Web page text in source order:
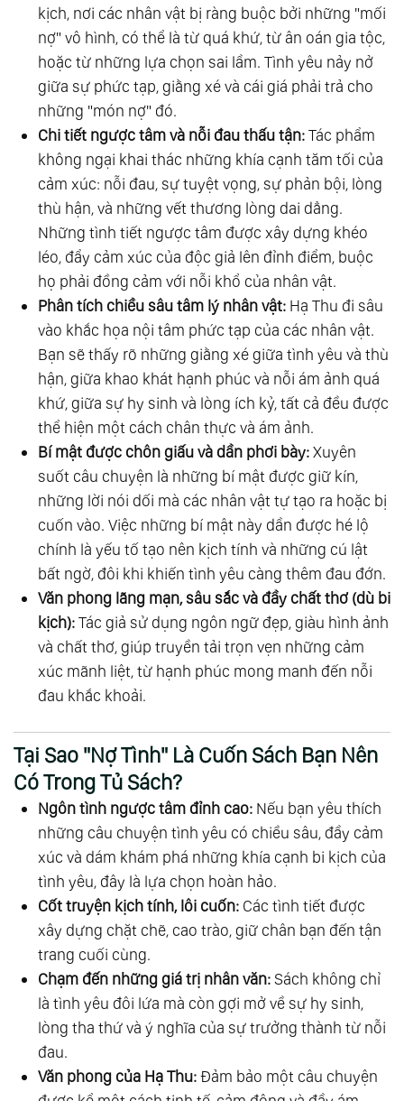
kịch, nơi các nhân vật bị ràng buộc bởi những "mối
nợ" vô hình, có thể là từ quá khứ, từ ân oán gia tộc,
hoặc từ những lựa chọn sai lầm. Tình yêu nảy nở
giữa sự phức tạp, giằng xé và cái giá phải trả cho
những "món nợ" đó.
Chi tiết ngược tâm và nỗi đau thấu tận:Tác phẩm
không ngại khai thác những khía cạnh tăm tối của
cảm xúc: nỗi đau, sự tuyệt vọng, sự phản bội, lòng
thù hận, và những vết thương lòng dai dẳng.
Những tình tiết ngược tâm được xây dựng khéo
léo, đẩy cảm xúc của độc giả lên đỉnh điểm, buộc
họ phải đồng cảm với nỗi khổ của nhân vật.
Phân tích chiều sâu tâm lý nhân vật: Hạ Thu đi sâu
vào khắc họa nội tâm phức tạp của các nhân vật.
Bạn sẽ thấy rõ những giằng xé giữa tình yêu và thù
hận, giữa khao khát hạnh phúc và nỗi ám ảnh quá
khứ, giữa sự hy sinh và lòng ích kỷ, tất cả đều được
thể hiện một cách chân thực và ám ảnh.
Bí mật được chôn giấu và dần phơi bày:Xuyên
suốt câu chuyện là những bí mật được giữ kín,
những lời nói dối mà các nhân vật tự tạo ra hoặc bị
cuốn vào. Việc những bí mật này dần được hé lộ
chính là yếu tố tạo nên kịch tính và những cú lật
bất ngờ, đôi khi khiến tình yêu càng thêm đau đớn.
Văn phong lãng mạn, sâu sắc và đầy chất thơ (dù bi
kịch):Tác giả sử dụng ngôn ngữ đẹp, giàu hình ảnh
và chất thơ, giúp truyền tải trọn vẹn những cảm
xúc mãnh liệt, từ hạnh phúc mong manh đến nỗi
đau khắc khoải.
Tại Sao "Nợ Tình" Là Cuốn Sách Bạn Nên
Có Trong Tủ Sách?
Ngôn tình ngược tâm đỉnh cao: Nếu bạn yêu thích
những câu chuyện tình yêu có chiều sâu, đầy cảm
xúc và dám khám phá những khía cạnh bi kịch của
tình yêu, đây là lựa chọn hoàn hảo.
Cốt truyện kịch tính, lôi cuốn: Các tình tiết được
xây dựng chặt chẽ, cao trào, giữ chân bạn đến tận
trang cuối cùng.
Chạm đến những giá trị nhân văn:Sách không chỉ
là tình yêu đôi lứa mà còn gợi mở về sự hy sinh,
lòng tha thứ và ý nghĩa của sự trưởng thành từ nỗi
đau.
Văn phong của Hạ Thu:Đảm bảo một câu chuyện